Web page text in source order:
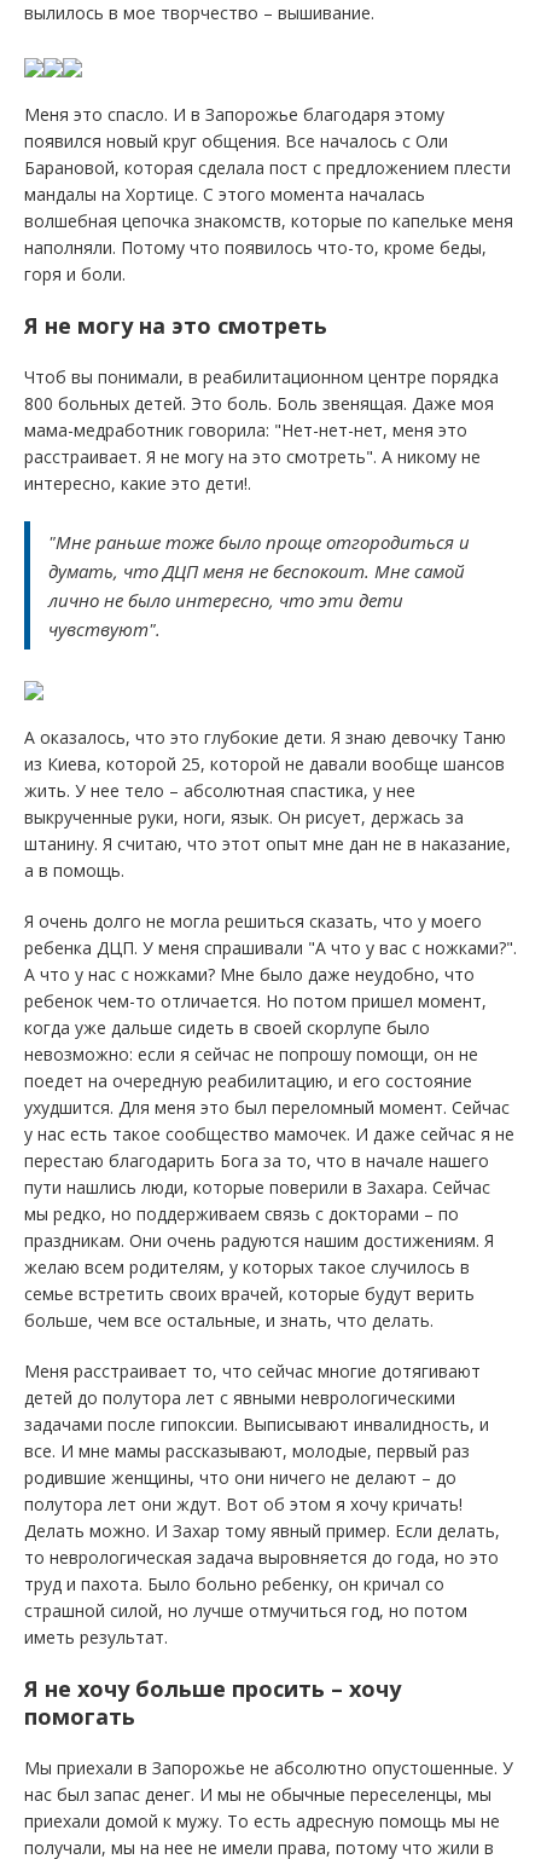
вылилось в мое творчество – вышивание.
Меня это спасло. И в Запорожье благодаря этому
появился новый круг общения. Все началось с Оли
Барановой, которая сделала пост с предложением плести
мандалы на Хортице. С этого момента началась
волшебная цепочка знакомств, которые по капельке меня
наполняли. Потому что появилось что-то, кроме беды,
горя и боли.
Я не могу на это смотреть
Чтоб вы понимали, в реабилитационном центре порядка
800 больных детей. Это боль. Боль звенящая. Даже моя
мама-медработник говорила: "Нет-нет-нет, меня это
расстраивает. Я не могу на это смотреть". А никому не
интересно, какие это дети!.
"Мне раньше тоже было проще отгородиться и
думать, что ДЦП меня не беспокоит. Мне самой
лично не было интересно, что эти дети
чувствуют".
А оказалось, что это глубокие дети. Я знаю девочку Таню
из Киева, которой 25, которой не давали вообще шансов
жить. У нее тело – абсолютная спастика, у нее
выкрученные руки, ноги, язык. Он рисует, держась за
штанину. Я считаю, что этот опыт мне дан не в наказание,
а в помощь.
Я очень долго не могла решиться сказать, что у моего
ребенка ДЦП. У меня спрашивали "А что у вас с ножками?".
А что у нас с ножками? Мне было даже неудобно, что
ребенок чем-то отличается. Но потом пришел момент,
когда уже дальше сидеть в своей скорлупе было
невозможно: если я сейчас не попрошу помощи, он не
поедет на очередную реабилитацию, и его состояние
ухудшится. Для меня это был переломный момент. Сейчас
у нас есть такое сообщество мамочек. И даже сейчас я не
перестаю благодарить Бога за то, что в начале нашего
пути нашлись люди, которые поверили в Захара. Сейчас
мы редко, но поддерживаем связь с докторами – по
праздникам. Они очень радуются нашим достижениям. Я
желаю всем родителям, у которых такое случилось в
семье встретить своих врачей, которые будут верить
больше, чем все остальные, и знать, что делать.
Меня расстраивает то, что сейчас многие дотягивают
детей до полутора лет с явными неврологическими
задачами после гипоксии. Выписывают инвалидность, и
все. И мне мамы рассказывают, молодые, первый раз
родившие женщины, что они ничего не делают – до
полутора лет они ждут. Вот об этом я хочу кричать!
Делать можно. И Захар тому явный пример. Если делать,
то неврологическая задача выровняется до года, но это
труд и пахота. Было больно ребенку, он кричал со
страшной силой, но лучше отмучиться год, но потом
иметь результат.
Я не хочу больше просить – хочу
помогать
Мы приехали в Запорожье не абсолютно опустошенные. У
нас был запас денег. И мы не обычные переселенцы, мы
приехали домой к мужу. То есть адресную помощь мы не
получали, мы на нее не имели права, потому что жили в